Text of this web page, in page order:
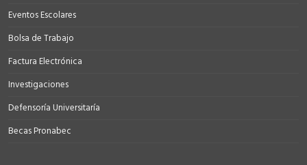
Eventos Escolares
Bolsa de Trabajo
Factura Electrónica
Investigaciones
Defensoría Universitaría
Becas Pronabec